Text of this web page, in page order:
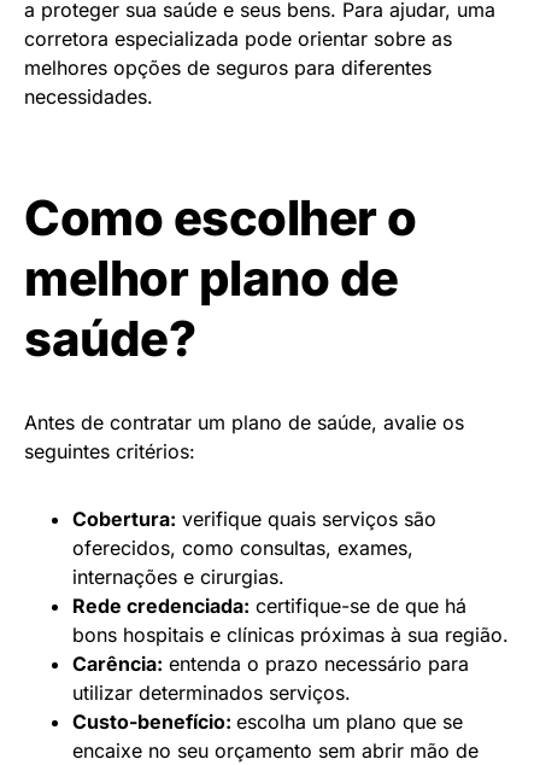
a proteger sua saúde e seus bens. Para ajudar, uma
corretora especializada pode orientar sobre as
melhores opções de seguros para diferentes
necessidades.
Como escolher o
melhor plano de
saúde?
Antes de contratar um plano de saúde, avalie os
seguintes critérios:
Cobertura: verifique quais serviços são
oferecidos, como consultas, exames,
internações e cirurgias.
Rede credenciada: certifique-se de que há
bons hospitais e clínicas próximas à sua região.
Carência: entenda o prazo necessário para
utilizar determinados serviços.
Custo-benefício: escolha um plano que se
encaixe no seu orçamento sem abrir mão de